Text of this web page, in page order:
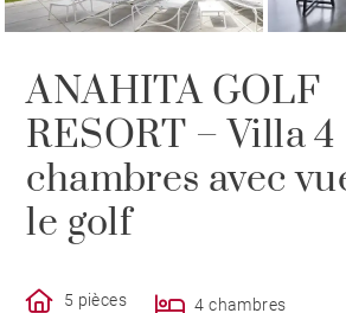
ANAHITA GOLF
RESORT – Villa 4
chambres avec
le golf
5 pièces
4 chambres